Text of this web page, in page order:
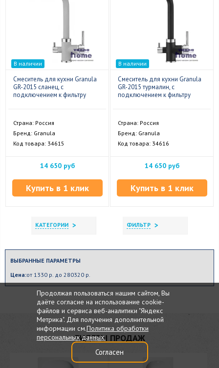
В наличии
Смеситель для кухни Granula
GR-2015 сланец, с
подключением к фильтру
Страна: Россия
Бренд: Granula
Код товара: 34615
14 650 руб
Купить в 1 клик
В наличии
Смеситель для кухни Granula
GR-2015 турмалин, с
подключением к фильтру
Страна: Россия
Бренд: Granula
Код товара: 34616
14 650 руб
Купить в 1 клик
КАТЕГОРИИ > ФИЛЬТР >
ВЫБРАННЫЕ ПАРАМЕТРЫ
Цена:от 1330 р. до 280320 р.
ЛИДЕРЫ ПРОДАЖ
Продолжая пользоваться нашим сайтом, Вы
даёте согласие на использование cookie-
файлов и сервиса веб-аналитики "Яндекс
Метрика". Для получения дополнительной
информации см.Политика обработки
персональных данных.
Согласен